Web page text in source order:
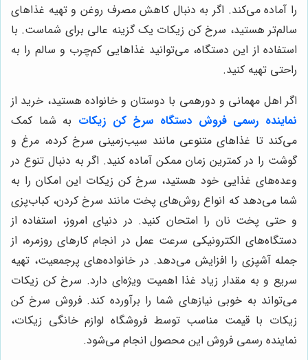
را آماده می‌کند. اگر به دنبال کاهش مصرف روغن و تهیه غذاهای
سالم‌تر هستید، سرخ کن زیکات یک گزینه عالی برای شماست. با
استفاده از این دستگاه، می‌توانید غذاهایی کم‌چرب و سالم را به
راحتی تهیه کنید.
اگر اهل مهمانی و دورهمی با دوستان و خانواده هستید، خرید از
نماینده رسمی فروش دستگاه سرخ کن زیکات به شما کمک
می‌کند تا غذاهای متنوعی مانند سیب‌زمینی سرخ کرده، مرغ و
گوشت را در کمترین زمان ممکن آماده کنید. اگر به دنبال تنوع در
وعده‌های غذایی خود هستید، سرخ کن زیکات این امکان را به
شما می‌دهد که انواع روش‌های پخت مانند سرخ کردن، کباب‌پزی
و حتی پخت نان را امتحان کنید. در دنیای امروز، استفاده از
دستگاه‌های الکترونیکی سرعت عمل در انجام کارهای روزمره، از
جمله آشپزی را افزایش می‌دهد. در خانواده‌های پرجمعیت، تهیه
سریع و به مقدار زیاد غذا اهمیت ویژه‌ای دارد. سرخ کن زیکات
می‌تواند به خوبی نیازهای شما را برآورده کند. فروش سرخ کن
زیکات با قیمت مناسب توسط فروشگاه لوازم خانگی زیکات،
نماینده رسمی فروش این محصول انجام می‌شود.